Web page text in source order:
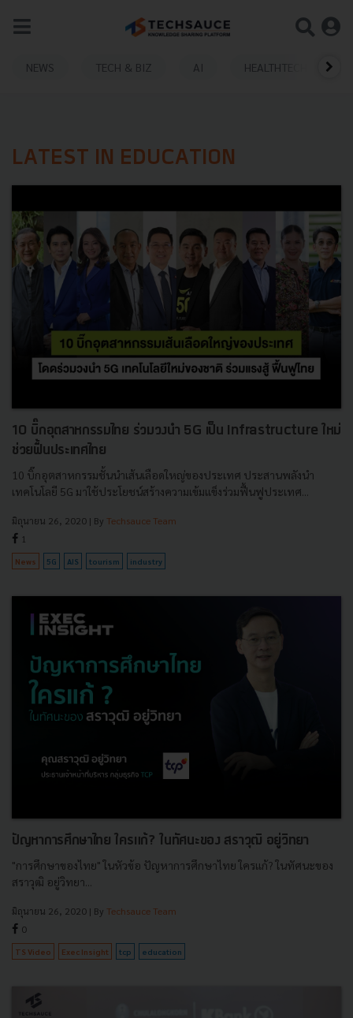
NEWS TECH & BIZ AI HEALTHTECH
LATEST IN EDUCATION
10 บิ๊กอุตสาหกรรมไทย ร่วมวงนำ 5G เป็น Infrastructure ใหม่
ช่วยฟื้นประเทศไทย
10 บิ๊กอุตสาหกรรมชั้นนำเส้นเลือดใหญ่ของประเทศ ประสานพลังนำ
เทคโนโลยี 5G มาใช้ประโยชน์สร้างความเข้มแข็งร่วมฟื้นฟูประเทศ...
มิถุนายน 26, 2020 | By Techsauce Team
1
News 5G AIS tourism industry
ปัญหาการศึกษาไทย ใครแก้? ในทัศนะของ สราวุฒิ อยู่วิทยา
"การศึกษาของไทย" ในหัวข้อ ปัญหาการศึกษาไทย ใครแก้? ในทัศนะของ
สราวุฒิ อยู่วิทยา...
มิถุนายน 26, 2020 | By Techsauce Team
0
TS Video Exec Insight tcp education